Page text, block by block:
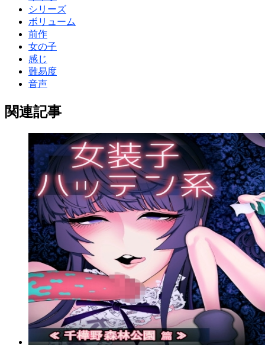
RPG
エロ
キャラ
シリーズ
ボリューム
前作
女の子
感じ
難易度
音声
関連記事